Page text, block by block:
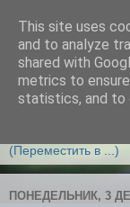
Облако
ВСЕМ
КРЫЛЬЯ
ПОНЕДЕЛЬНИК, 3
This site uses
and to analyze
shared with
metrics to
statistics, and to